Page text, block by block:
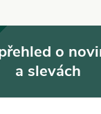
o
a slevách